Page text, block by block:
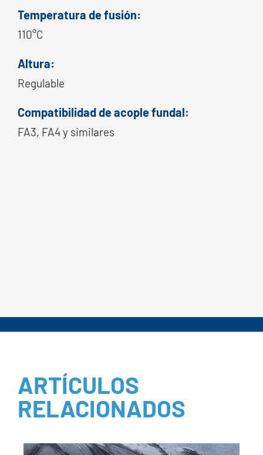
Temperatura de fusión:
110°C
Altura:
Regulable
Compatibilidad de acople fundal:
FA3, FA4 y similares
ARTÍCULOS
RELACIONADOS